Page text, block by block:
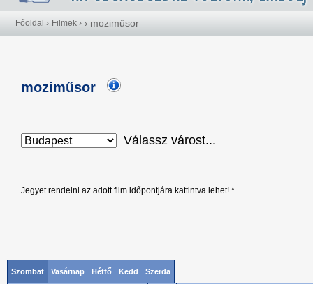
Főoldal › Filmek › › moziműsor
moziműsor
- Válassz várost...
Jegyet rendelni az adott film időpontjára kattintva lehet! *
Szombat Vasárnap Hétfő Kedd Szerda